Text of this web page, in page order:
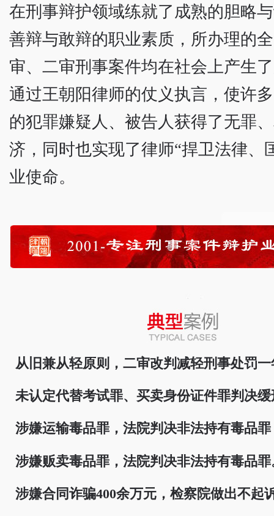
在刑事辩护领域练就了成熟的胆略
善辩与敢辩的职业素质，所办理的
审、二审刑事案件均在社会上产生
通过王朝阳律师的仗义执言，使许
的犯罪嫌疑人、被告人获得了无罪
济，同时也实现了律师“捍卫法律、
业使命。
从旧兼从轻原则，二审改判减轻刑事处罚
未认定代替考试罪、买卖身份证件罪判决
涉嫌运输毒品罪，法院判决非法持有毒品罪
涉嫌贩卖毒品罪，法院判决非法持有毒品罪
涉嫌合同诈骗400余万元，检察院做出不起